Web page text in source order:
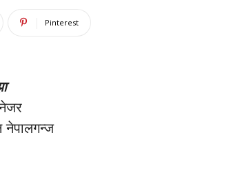
Pinterest
नेपालगन्ज